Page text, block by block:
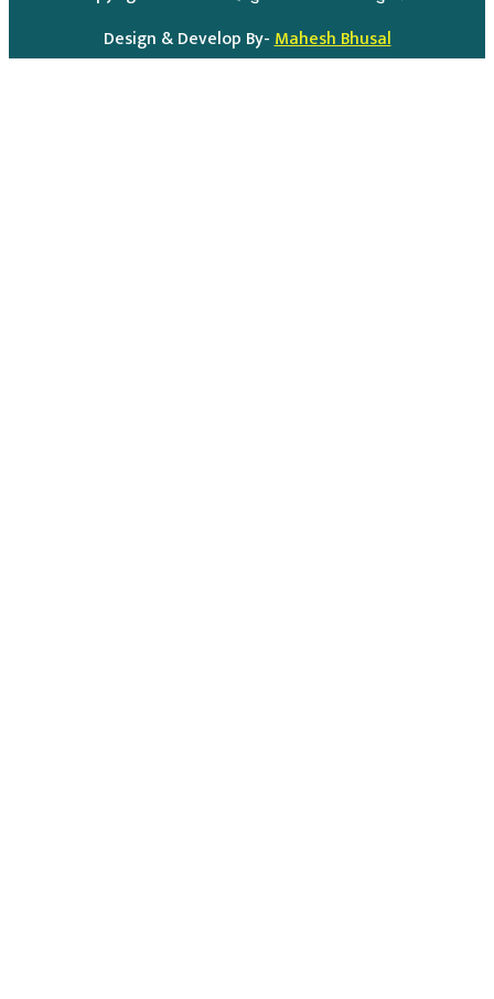
Design & Develop By-Mahesh Bhusal